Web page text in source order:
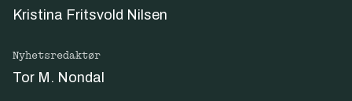
Kristina Fritsvold Nilsen
Nyhetsredaktør
Tor M. Nondal